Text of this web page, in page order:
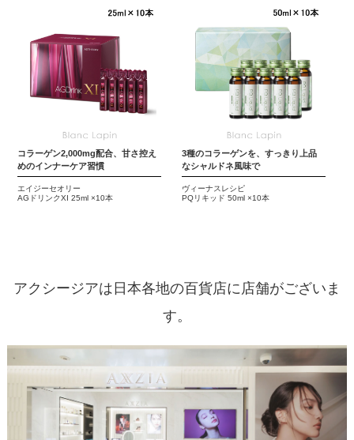
コラーゲン2,000mg配合、甘さ控え
めのインナーケア習慣
エイジーセオリー
AGドリンクXI 25ml ×10本
3種のコラーゲンを、すっきり上品
なシャルドネ風味で
ヴィーナスレシピ
PQリキッド 50ml ×10本
アクシージアは日本各地の百貨店に店舗がございま
す。